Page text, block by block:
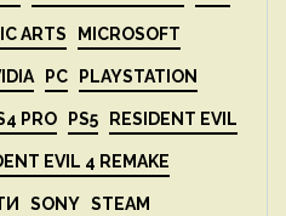
ARTS MICROSOFT
PC PLAYSTATION
PRO PS5 RESIDENT EVIL
EVIL 4 REMAKE
SONY STEAM